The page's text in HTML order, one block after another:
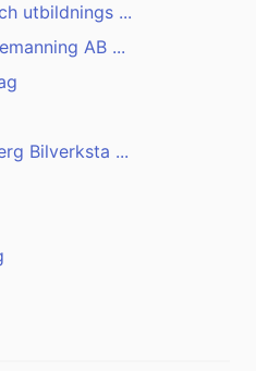
utbildnings ...
AB ...
Bilverksta ...